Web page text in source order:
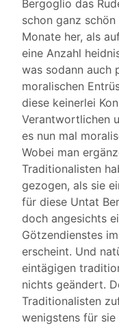
Bergoglio das
schon ganz
Monate her, als
eine Anzahl
was sodann auch
moralischen
diese keinerlei
Verantwortlichen
es nun mal
Wobei man
Traditionalisten
gezogen, als sie
für diese Untat
doch angesichts
Götzendienstes
erscheint. Und
eintägigen
nichts geändert.
Traditionalisten
wenigstens für